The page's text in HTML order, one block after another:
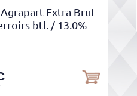
Extra Brut
btl. / 13.0%